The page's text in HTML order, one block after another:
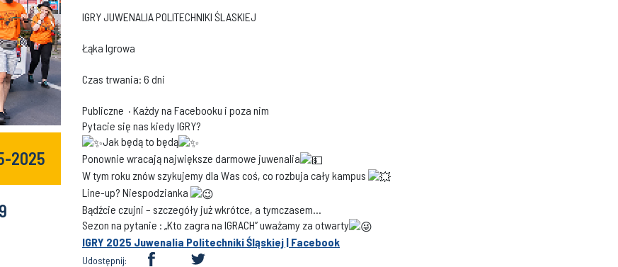
2025
IGRY JUWENALIA POLITECHNIKI ŚLASKIEJ
Łąka Igrowa
Czas trwania: 6 dni
Publiczne · Każdy na Facebooku i poza nim
Pytacie się nas kiedy IGRY?
Jak będą to będą
Ponownie wracają największe darmowe juwenalia
W tym roku znów szykujemy dla Was coś, co rozbuja cały kampus
Line-up? Niespodzianka
Bądźcie czujni – szczegóły już wkrótce, a tymczasem…
Sezon na pytanie : „Kto zagra na IGRACH” uważamy za otwarty
IGRY 2025 Juwenalia Politechniki Śląskiej | Facebook
Udostępnij: